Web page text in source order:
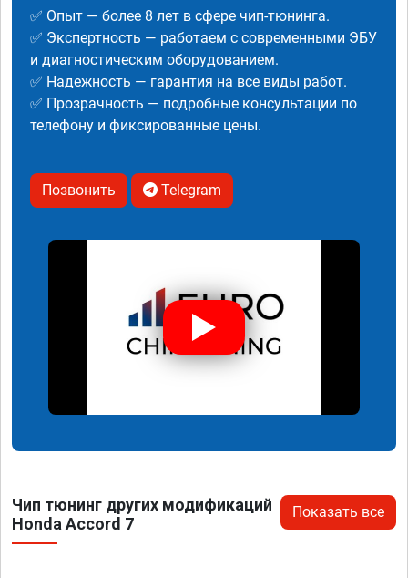
✅ Опыт — более 8 лет в сфере чип-тюнинга.
✅ Экспертность — работаем с современными ЭБУ
и диагностическим оборудованием.
✅ Надежность — гарантия на все виды работ.
✅ Прозрачность — подробные консультации по
телефону и фиксированные цены.
Позвонить Telegram
Чип тюнинг других модификаций
Honda Accord 7
Показать все